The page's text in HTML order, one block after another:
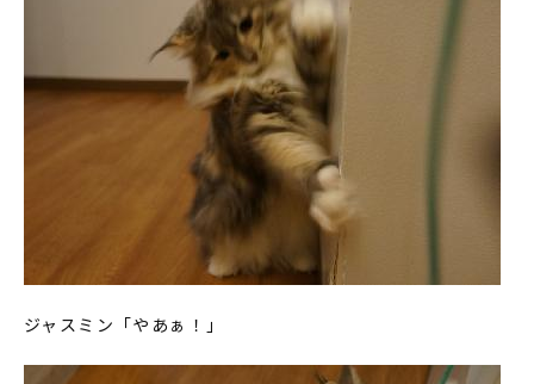
ジャスミン「やあぁ！」